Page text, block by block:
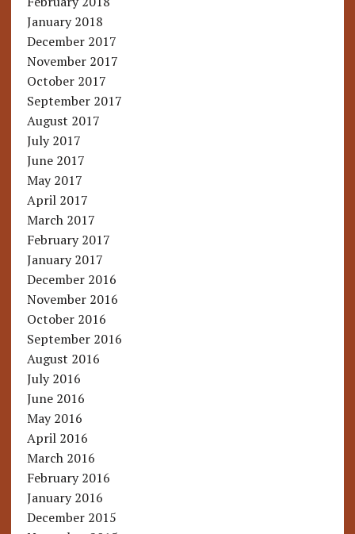
January 2018
December 2017
November 2017
October 2017
September 2017
August 2017
July 2017
June 2017
May 2017
April 2017
March 2017
February 2017
January 2017
December 2016
November 2016
October 2016
September 2016
August 2016
July 2016
June 2016
May 2016
April 2016
March 2016
February 2016
January 2016
December 2015